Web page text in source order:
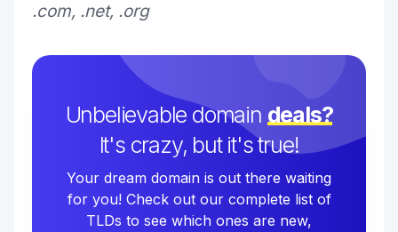
.com, .net, .org
Unbelievable domain deals?
It's crazy, but it's true!
Your dream domain is out there waiting
for you! Check out our complete list of
TLDs to see which ones are new,